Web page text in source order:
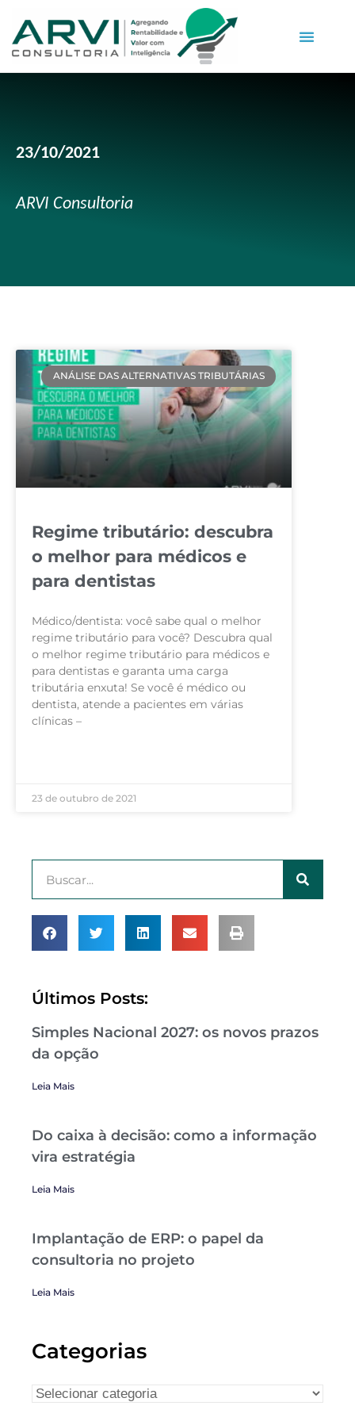
23/10/2021
ARVI Consultoria
ANÁLISE DAS ALTERNATIVAS TRIBUTÁRIAS
Regime tributário: descubra
o melhor para médicos e
para dentistas
Médico/dentista: você sabe qual o melhor
regime tributário para você? Descubra qual
o melhor regime tributário para médicos e
para dentistas e garanta uma carga
tributária enxuta! Se você é médico ou
dentista, atende a pacientes em várias
clínicas –
23 de outubro de 2021
Últimos Posts:
Simples Nacional 2027: os novos prazos
da opção
Leia Mais
Do caixa à decisão: como a informação
vira estratégia
Leia Mais
Implantação de ERP: o papel da
consultoria no projeto
Leia Mais
Categorias